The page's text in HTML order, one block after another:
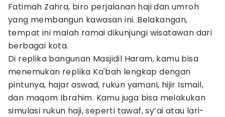
Fatimah Zahra, biro perjalanan haji dan umroh
yang membangun kawasan ini. Belakangan,
tempat ini malah ramai dikunjungi wisatawan dari
berbagai kota.
Di replika bangunan Masjidil Haram, kamu bisa
menemukan replika Ka'bah lengkap dengan
pintunya, hajar aswad, rukun yamani, hijir Ismail,
dan maqom Ibrahim. Kamu juga bisa melakukan
simulasi rukun haji, seperti tawaf, sy’ai atau lari-